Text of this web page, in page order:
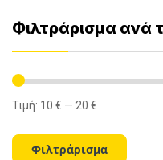
Φιλτράρισμα ανά
Ελάχιστη
Μέγιστη
Φιλτράρισμα
Τιμή: 10 € — 20 €